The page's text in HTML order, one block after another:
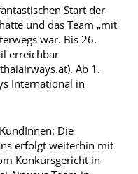
Start der
und das Team „mit
war. Bis 26.
erreichbar
). Ab 1.
International in
Die
erfolgt weiterhin mit
Konkursgericht in